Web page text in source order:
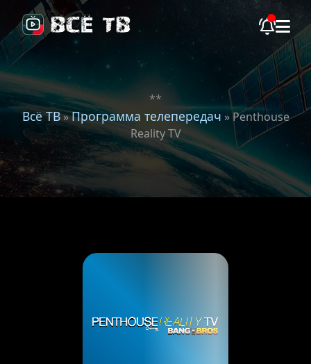
**
Всё ТВ»Программа телепередач » Penthouse
Reality TV